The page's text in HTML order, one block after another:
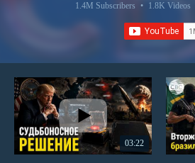
1.4M Subscribers • 1.8K Videos
03:22